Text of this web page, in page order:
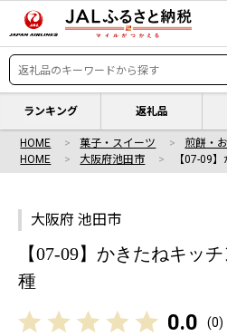
ランキング 返礼品
HOME 菓子・スイーツ 煎餅・
HOME
大阪府池田市 【07-09
大阪府 池田市
【07-09】かきたねキッ
種
0.0 (0)